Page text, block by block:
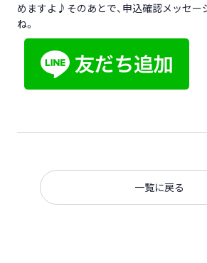
めますよ♪そのあとで、申込確認メッセー
ね。
一覧に戻る